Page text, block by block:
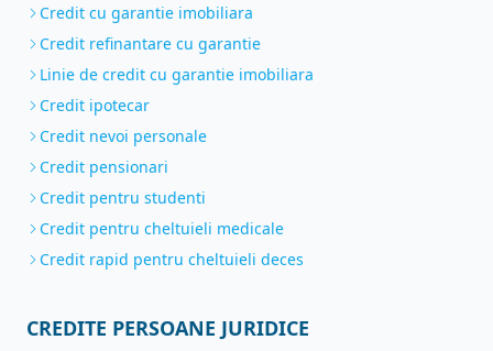
Credit cu garantie imobiliara
Credit refinantare cu garantie
Linie de credit cu garantie imobiliara
Credit ipotecar
Credit nevoi personale
Credit pensionari
Credit pentru studenti
Credit pentru cheltuieli medicale
Credit rapid pentru cheltuieli deces
CREDITE PERSOANE JURIDICE